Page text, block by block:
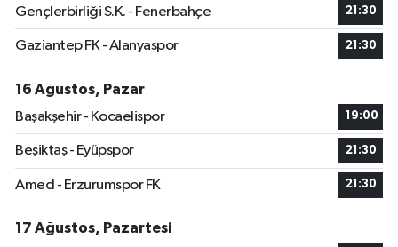
Gençlerbirliği S.K. - Fenerbahçe 21:30
Gaziantep FK - Alanyaspor 21:30
16 Ağustos, Pazar
Başakşehir - Kocaelispor
19:00
Beşiktaş - Eyüpspor 21:30
Amed - Erzurumspor FK 21:30
17 Ağustos, Pazartesi